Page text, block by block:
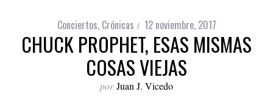
Conciertos, Crónicas 12 noviembre, 2017
CHUCK PROPHET, ESAS MISMAS
COSAS VIEJAS
por Juan J. Vicedo